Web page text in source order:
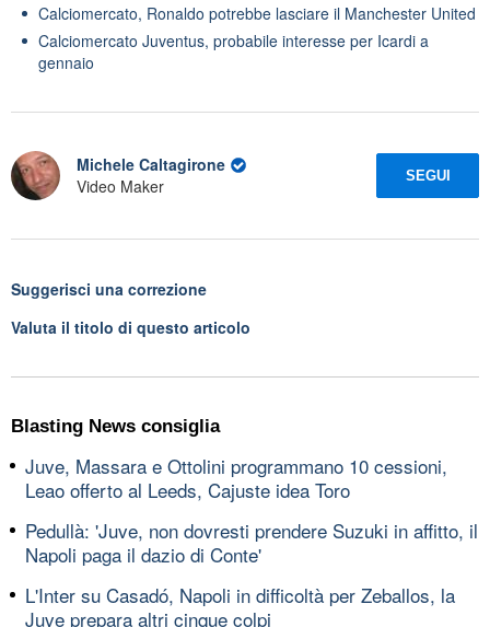
Calciomercato, Ronaldo potrebbe lasciare il Manchester United
Calciomercato Juventus, probabile interesse per Icardi a
gennaio
Michele Caltagirone
Video Maker
SEGUI
Suggerisci una correzione
Valuta il titolo di questo articolo
Blasting News consiglia
Juve, Massara e Ottolini programmano 10 cessioni,
Leao offerto al Leeds, Cajuste idea Toro
Pedullà: 'Juve, non dovresti prendere Suzuki in affitto, il
Napoli paga il dazio di Conte'
L'Inter su Casadó, Napoli in difficoltà per Zeballos, la
Juve prepara altri cinque colpi